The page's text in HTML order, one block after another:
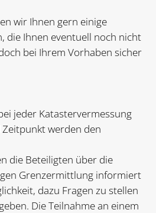
wir Ihnen gern einige
die Ihnen eventuell noch nicht
bei Ihrem Vorhaben sicher
jeder Katastervermessung
werden den
die Beteiligten über die
Grenzermittlung informiert
dazu Fragen zu stellen
Die Teilnahme an einem